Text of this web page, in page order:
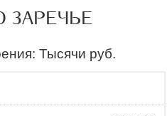
ЗАРЕЧЬЕ
Тысячи руб.